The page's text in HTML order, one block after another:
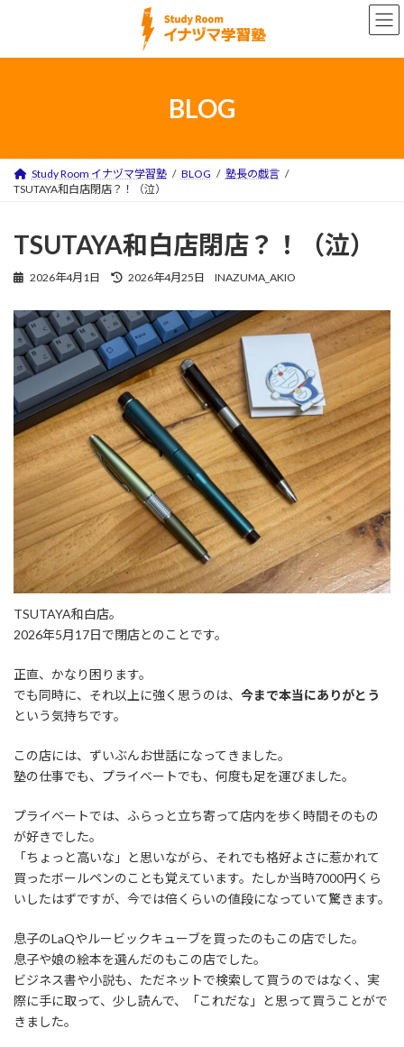
ン
ー
BLOG
Study Room イナヅマ学習塾 BLOG
塾長の戯言
TSUTAYA和白店閉店？！（泣）
TSUTAYA和白店閉店？！（泣）
2026年4月1日
最
更
新
日
時
:
2026年4月25日 INAZUMA_AKIO
TSUTAYA和白店。
2026年5月17日で閉店とのことです。
正直、かなり困ります。
でも同時に、それ以上に強く思うのは、 今まで本当にありがとう
という気持ちです。
この店には、ずいぶんお世話になってきました。
塾の仕事でも、プライベートでも、何度も足を運びました。
プライベートでは、ふらっと立ち寄って店内を歩く時間そのもの
が好きでした。
「ちょっと高いな」と思いながら、それでも格好よさに惹かれて
買ったボールペンのことも覚えています。たしか当時7000円くら
いしたはずですが、今では倍くらいの値段になっていて驚きます。
息子のLaQやルービックキューブを買ったのもこの店でした。
息子や娘の絵本を選んだのもこの店でした。
ビジネス書や小説も、ただネットで検索して買うのではなく、実
際に手に取って、少し読んで、「これだな」と思って買うことがで
きました。